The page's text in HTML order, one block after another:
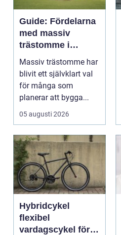
Guide: Fördelarna
med massiv
trästomme i
moderna villor
Massiv trästomme har
blivit ett självklart val
för många som
planerar att bygga...
05 augusti 2026
Hybridcykel
flexibel
vardagscykel för